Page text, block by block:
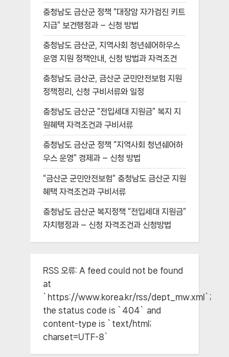
충청남도 금산군 정책 “대장암 자가검진 키트
지급” 보건행정과 – 신청 방법
충청남도 금산군, 지역사회 청년쉐어하우스
운영 지원 정책안내, 신청 방법과 자격조건
충청남도 금산군, 금산군 군민안전보험 지원
정책정리, 신청 구비서류와 일정
충청남도 금산군 “전입세대 지원금” 복지 지
원혜택 자격조건과 구비서류
충청남도 금산군 정책 “지역사회 청년쉐어하
우스 운영” 경제과 – 신청 방법
“금산군 군민안전보험” 충청남도 금산군 지원
혜택 자격조건과 구비서류
충청남도 금산군 복지정책 “전입세대 지원금”
자치행정과 – 신청 자격조건과 신청방법
RSS 오류: A feed could not be found
at
`https://www.korea.kr/rss/dept_mw.xml`;
the status code is `404` and
content-type is `text/html;
charset=UTF-8`